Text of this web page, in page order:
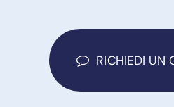
RICHIEDI UN